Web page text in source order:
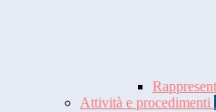
Attività e procedimenti